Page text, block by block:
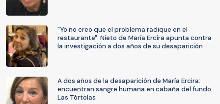
"Yo no creo que el problema radique en el
restaurante": Nieto de María Ercira apunta contra
la investigación a dos años de su desaparición
A dos años de la desaparición de María Ercira:
encuentran sangre humana en cabaña del fundo
Las Tórtolas